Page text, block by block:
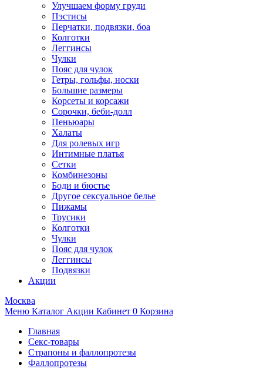
Улучшаем форму груди
Пэстисы
Перчатки, подвязки, боа
Колготки
Леггинсы
Чулки
Пояс для чулок
Гетры, гольфы, носки
Большие размеры
Корсеты и корсажи
Сорочки, беби-долл
Пеньюары
Халаты
Для ролевых игр
Интимные платья
Сетки
Комбинезоны
Боди и бюстье
Другое сексуальное белье
Пижамы
Трусики
Колготки
Чулки
Пояс для чулок
Леггинсы
Подвязки
Акции
Москва
Меню Каталог Акции Кабинет 0 Корзина
Главная
Секс-товары
Страпоны и фаллопротезы
Фаллопротезы